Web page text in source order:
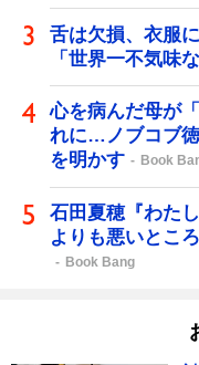
舌は欠損、衣服
「世界一不気味
心を病んだ母が
れに…ノブコブ
を明かす
Book
石田夏穂『わた
よりも悪いとこ
Book Bang